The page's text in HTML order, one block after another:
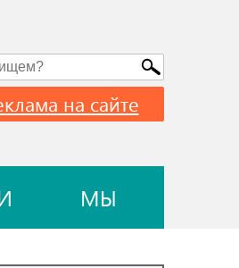
на сайте
МЫ